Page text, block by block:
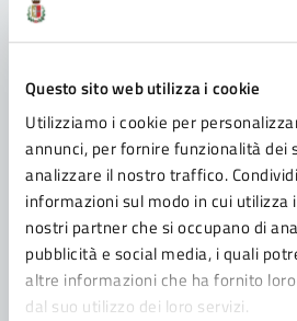
Questo sito web utilizza i cookie
Utilizziamo i cookie per
annunci, per fornire funzionalità dei
analizzare il nostro traffico.
informazioni sul modo in cui utilizza
nostri partner che si occupano di
pubblicità e social media, i quali
altre informazioni che ha fornito
dal suo utilizzo dei loro servizi.
Contatta il Comune
Leggi le domande frequenti
Richiedi assistenza
Prenota appuntamento
Problemi in città
Segnala disservizio